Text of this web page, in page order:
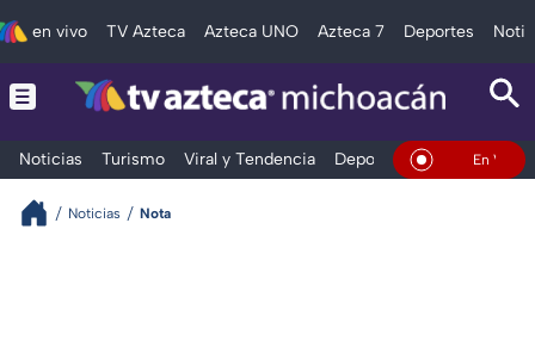
en vivo TV Azteca Azteca UNO Azteca 7 Deportes
Noticias Turismo Viral y Tendencia Deportes Espectáculos
En Vivo
Noticias Nota